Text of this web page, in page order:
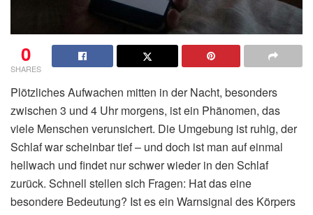
0
SHARES
Plötzliches Aufwachen mitten in der Nacht, besonders
zwischen 3 und 4 Uhr morgens, ist ein Phänomen, das
viele Menschen verunsichert. Die Umgebung ist ruhig, der
Schlaf war scheinbar tief – und doch ist man auf einmal
hellwach und findet nur schwer wieder in den Schlaf
zurück. Schnell stellen sich Fragen: Hat das eine
besondere Bedeutung? Ist es ein Warnsignal des Körpers